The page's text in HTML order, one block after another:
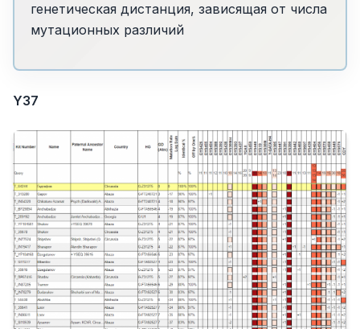
генетическая дистанция, зависящая от числа
мутационных различий
Y37